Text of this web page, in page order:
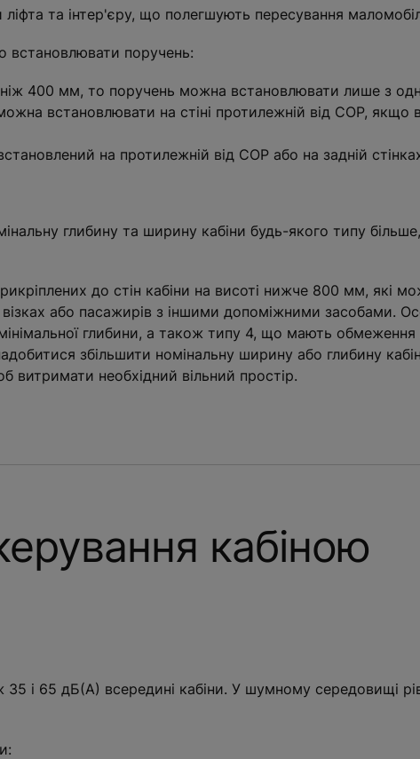
та інтер'єру, що полегшують пересування
встановлювати поручень:
400 мм, то поручень можна встановлювати лише з
встановлювати на стіні протилежній від СОР, якщо
на протилежній від СОР або на задній
глибину та ширину кабіни будь-якого типу
до стін кабіни на висоті нижче 800 мм, які
або пасажирів з іншими допоміжними засобами.
глибини, а також типу 4, що мають
збільшити номінальну ширину або глибину
витримати необхідний вільний простір.
кабіною
і 65 дБ(А) всередині кабіни. У шумному середовищі